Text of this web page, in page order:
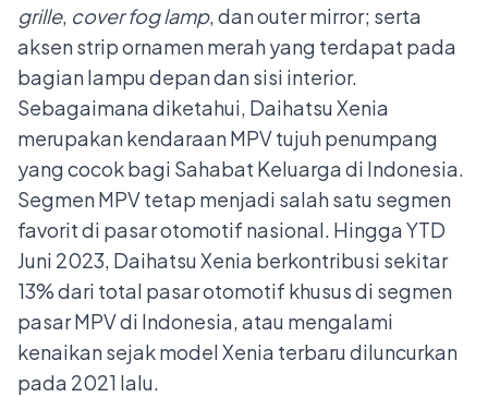
grille, cover fog lamp, dan outer mirror; serta
aksen strip ornamen merah yang terdapat pada
bagian lampu depan dan sisi interior.
Sebagaimana diketahui, Daihatsu Xenia
merupakan kendaraan MPV tujuh penumpang
yang cocok bagi Sahabat Keluarga di Indonesia.
Segmen MPV tetap menjadi salah satu segmen
favorit di pasar otomotif nasional. Hingga YTD
Juni 2023, Daihatsu Xenia berkontribusi sekitar
13% dari total pasar otomotif khusus di segmen
pasar MPV di Indonesia, atau mengalami
kenaikan sejak model Xenia terbaru diluncurkan
pada 2021 lalu.